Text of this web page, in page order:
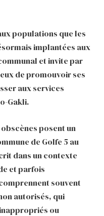
populations que les
implantées aux
et invite par
de promouvoir ses
aux services
Gakli.
posent un
de Golfe 5 au
dans un contexte
et parfois
souvent
autorisés, qui
ou